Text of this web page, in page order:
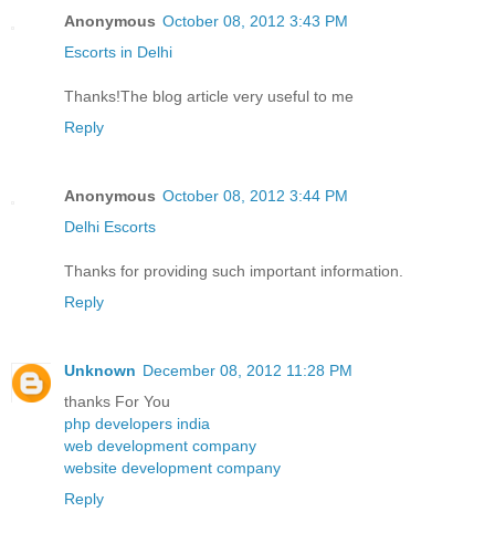
Anonymous October 08, 2012 3:43 PM
Escorts in Delhi
Thanks!The blog article very useful to me
Reply
Anonymous October 08, 2012 3:44 PM
Delhi Escorts
Thanks for providing such important information.
Reply
Unknown December 08, 2012 11:28 PM
thanks For You
php developers india
web development company
website development company
Reply